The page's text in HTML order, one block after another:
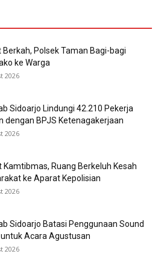
Polsek Taman Bagi-bagi
ke Warga
2026
Sidoarjo Lindungi 42.210 Pekerja
dengan BPJS Ketenagakerjaan
2026
Kamtibmas, Ruang Berkeluh Kesah
ke Aparat Kepolisian
2026
Sidoarjo Batasi Penggunaan Sound
untuk Acara Agustusan
2026